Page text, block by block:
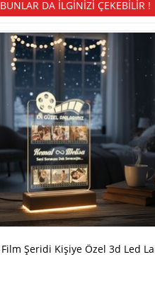
BUNLAR DA İLGINIZI ÇEKEBILIR !
Film Şeridi Kişiye Özel 3d Led